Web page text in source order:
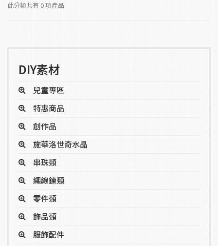
此分類共有 0 項產品
DIY素材
兒童專區
特惠商品
創作品
施華洛世奇水晶
串珠類
繩線鍊類
零件類
飾品類
服飾配件